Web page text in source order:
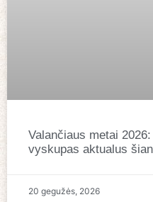
Valančiaus metai
vyskupas aktualus
20 gegužės, 2026